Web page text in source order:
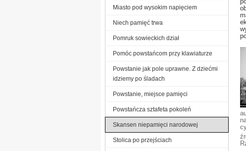
Miasto pod wysokim napięciem
Niech pamięć trwa
Pomruk sowieckich dział
Pomóc powstańcom przy klawiaturze
Powstanie jak pole uprawne. Z dziećmi
idziemy po śladach
Powstanie, miejsce pamięci
Powstańcza sztafeta pokoleń
Skansen niepamięci narodowej
Stolica po przejściach